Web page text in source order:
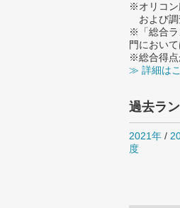
※オリコン
および調
※「総合ラ
門におい
※総合得点
≫ 詳細は
過去ラ
2021年 /
度